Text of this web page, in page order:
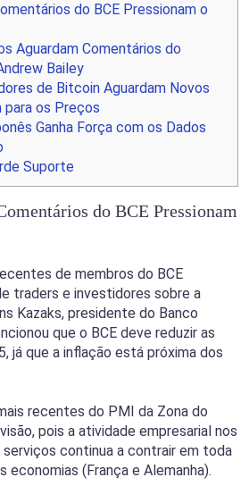
do BCE Pressionam o
Aguardam Comentários do
Bailey
de Bitcoin Aguardam Novos
para os Preços
Ganha Força com os Dados
Suporte
do BCE Pressionam
de membros do BCE
traders e investidores sobre a
Kazaks, presidente do Banco
que o BCE deve reduzir as
já que a inflação está próxima dos
recentes do PMI da Zona do
pois a atividade empresarial nos
continua a contrair em toda
economias (França e Alemanha).